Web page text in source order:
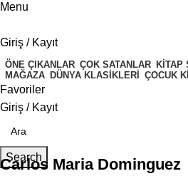
Menu
Giriş / Kayıt
ÖNE ÇIKANLAR ÇOK SATANLAR KITAP
MAĞAZA DÜNYA KLASIKLERI ÇOCUK
Favoriler
Giriş / Kayıt
Search
Carlos Maria Dominguez